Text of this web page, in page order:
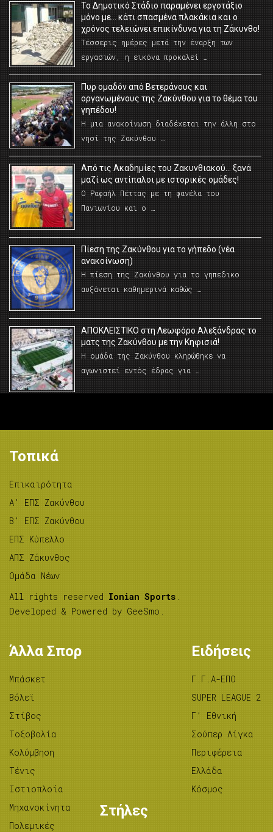
Το Δημοτικό Στάδιο παραμένει εργοτάξιο
μόνο με… κάτι σπασμένα πλακάκια και ο
χρόνος τελειώνει επικίνδυνα για τη Ζάκυνθο!
Τέσσερις ημέρες μετά την έναρξη των
εργασιών, η εικόνα προκαλεί …
Πυρ ομαδόν από Βετεράνους και
οργανωμένους της Ζακύνθου για το θέμα του
γηπέδου!
Η μια ανακοίνωση διαδέχεται την άλλη στο
νησί της Ζακύνθου …
Από τις Ακαδημίες του Ζακυνθιακού… ξανά
μαζί ως αντίπαλοι με ιστορικές ομάδες!
Ο Ραφαήλ Πέττας με τη φανέλα του
Πανιωνίου και ο …
Πίεση της Ζακύνθου για το γήπεδο (νέα
ανακοίνωση)
Η πίεση της Ζακύνθου για το γηπεδικο
αυξάνεται καθημερινά καθώς …
AΠΟΚΛΕΙΣΤΙΚΟ στη Λεωφόρο Αλεξάνδρας το
ματς της Ζακύνθου με την Κηφισιά!
Η ομάδα της Ζακύνθου κληρώθηκε να
αγωνιστεί εντός έδρας για …
Τοπικά
Επικαιρότητα
A’ ΕΠΣ Ζακύνθου
B’ ΕΠΣ Ζακύνθου
ΕΠΣ Κύπελλο
ΑΠΣ Ζάκυνθος
Ομάδα Νέων
All rights reserved Ionian Sports .
Developed & Powered by GeeSmo .
Άλλα Σπορ
Μπάσκετ
Βόλεϊ
Στίβος
Tοξοβολία
Κολύμβηση
Τένις
Ιστιοπλοΐα
Μηχανοκίνητα
Πολεμικές
Ειδήσεις
Γ.Γ.Α-ΕΠΟ
SUPER LEAGUE 2
Γ’ Εθνική
Σούπερ Λίγκα
Περιφέρεια
Ελλάδα
Κόσμος
Στήλες